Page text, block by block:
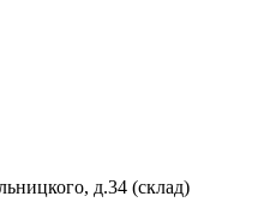
д.34 (склад)